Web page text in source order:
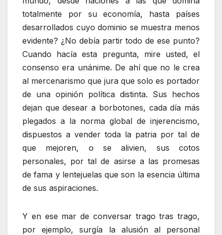
totalmente por su economía, hasta países
desarrollados cuyo dominio se muestra menos
evidente? ¿No debía partir todo de ese punto?
Cuando hacía esta pregunta, mire usted, el
consenso era unánime. De ahí que no le crea
al mercenarismo que jura que solo es portador
de una opinión política distinta. Sus hechos
dejan que desear a borbotones, cada día más
plegados a la norma global de injerencismo,
dispuestos a vender toda la patria por tal de
que mejoren, o se alivien, sus cotos
personales, por tal de asirse a las promesas
de fama y lentejuelas que son la esencia última
de sus aspiraciones.
Y en ese mar de conversar trago tras trago,
por ejemplo, surgía la alusión al personal